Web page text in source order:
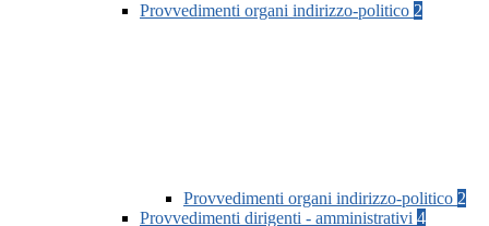
Provvedimenti organi indirizzo-politico 2
Provvedimenti organi indirizzo-politico 2
Provvedimenti dirigenti - amministrativi 4